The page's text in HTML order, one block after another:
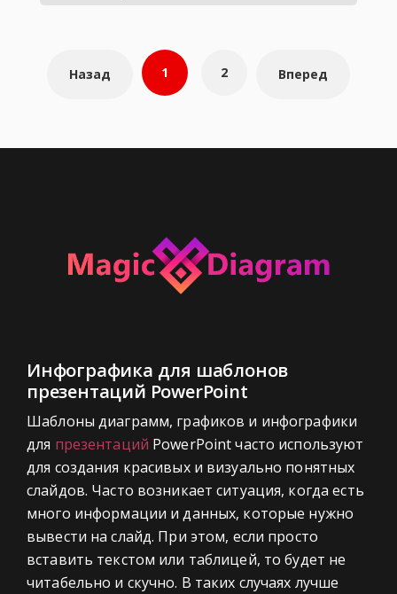
Навигация
Назад 1 2 Вперед
Инфографика для шаблонов
презентаций PowerPoint
Шаблоны диаграмм, графиков и инфографики
для презентаций PowerPoint часто используют
для создания красивых и визуально понятных
слайдов. Часто возникает ситуация, когда есть
много информации и данных, которые нужно
вывести на слайд. При этом, если просто
вставить текстом или таблицей, то будет не
читабельно и скучно. В таких случаях лучше